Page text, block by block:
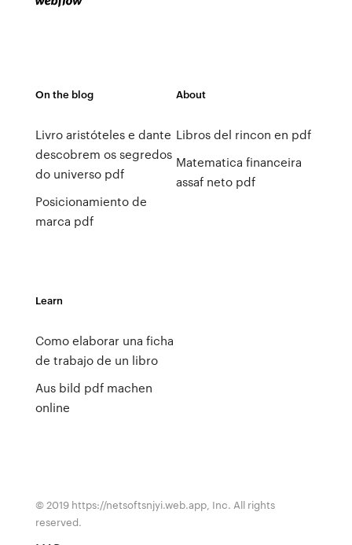
On the blog
Livro aristóteles e dante
descobrem os segredos
do universo pdf
Posicionamiento de
marca pdf
About
Libros del rincon en pdf
Matematica financeira
assaf neto pdf
Learn
Como elaborar una ficha
de trabajo de un libro
Aus bild pdf machen
online
© 2019 https://netsoftsnjyi.web.app, Inc. All rights
reserved.